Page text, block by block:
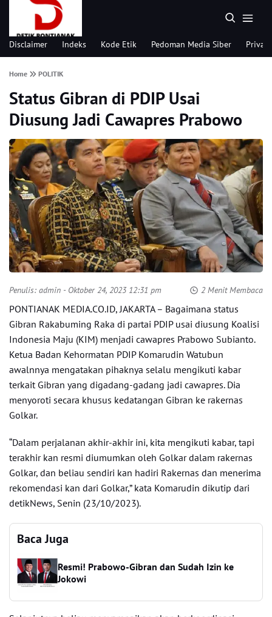
Disclaimer Indeks Kode Etik Pedoman Media Siber
Home POLITIK
Status Gibran di PDIP Usai
Diusung Jadi Cawapres Prabowo
Penulis: admin - Oktober 24, 2023 12:31 pm 2 Menit Membaca
PONTIANAK MEDIA.CO.ID, JAKARTA – Bagaimana status
Gibran Rakabuming Raka di partai PDIP usai diusung Koalisi
Indonesia Maju (KIM) menjadi cawapres Prabowo Subianto.
Ketua Badan Kehormatan PDIP Komarudin Watubun
awalnnya mengatakan pihaknya selalu mengikuti kabar
terkait Gibran yang digadang-gadang jadi cawapres. Dia
menyoroti secara khusus kedatangan Gibran ke rakernas
Golkar.
“Dalam perjalanan akhir-akhir ini, kita mengikuti kabar, tapi
terakhir kan resmi diumumkan oleh Golkar dalam rakernas
Golkar, dan beliau sendiri kan hadiri Rakernas dan menerima
rekomendasi kan dari Golkar,” kata Komarudin dikutip dari
detikNews, Senin (23/10/2023).
Baca Juga
Resmi! Prabowo-Gibran dan Sudah Izin ke
Jokowi